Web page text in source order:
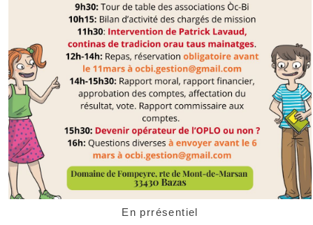
En prrésentiel